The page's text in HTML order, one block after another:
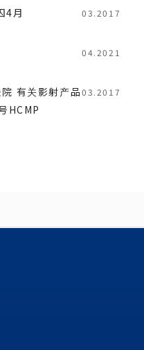
4月 03.2017
04.2021
有关影射产品
HCMP
03.2017